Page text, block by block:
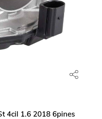
4cil 1.6 2018 6pines